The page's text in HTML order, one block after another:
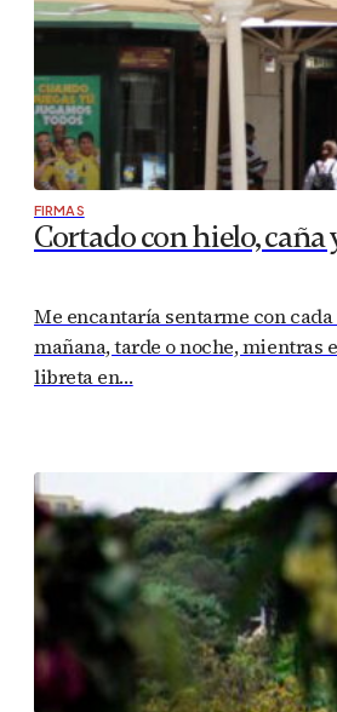
FIRMAS
Cortado con hielo, caña
Me encantaría sentarme con
mañana, tarde o noche, mientras
libreta en…